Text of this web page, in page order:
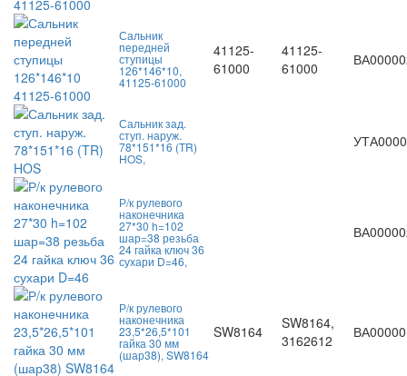
Сальник
передней
ступицы
126*146*10,
41125-61000
41125-
61000
41125-
61000
Сальник зад.
ступ. наруж.
78*151*16 (TR)
HOS,
Р/к рулевого
наконечника
27*30 h=102
шар=38 резьба
24 гайка ключ 36
сухари D=46,
Р/к рулевого
наконечника
23,5*26,5*101
гайка 30 мм
(шар38), SW8164
SW8164
SW8164,
3162612